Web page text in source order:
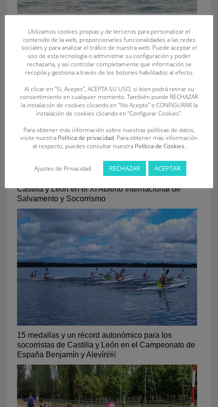
en la final del I Circuito Internacional de Aguas
Abiertas de Salvamento y Socorrismo
Castilla y León en el XI Abierto Internacional de
Salvamento y Socorrismo
15 medallas y un récord autonómico para los
socorristas de Castilla y León en el Campeonato de
España Benjamín y Alevín￼
Utilizamos cookies propias y de terceros para personalizar el
contenido de la web, proporcionarles funcionalidades a las redes
sociales y para analizar el tráfico de nuestra web. Puede aceptar el
uso de esta tecnología o administrar su configuración y poder
rechazarla, y así controlar completamente qué información se
recopila y gestiona a través de los botones habilitados al efecto.
Al clicar en "Sí, Acepto", ACEPTA SU USO, si bien podrá retirar su
consentimiento en cualquier momento. También puede RECHAZAR
la instalación de cookies clicando en “No Acepto" o CONFIGURAR la
instalación de cookies clicando en “Configurar Cookies”.
Para obtener más información sobre nuestras políticas de datos,
visite nuestra Política de privacidad. Para obtener más información
al respecto, puedes consultar nuestra Política de Cookies.
Ajustes de Privacidad RECHAZAR ACEPTAR